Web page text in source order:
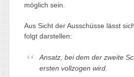
möglich sein.
Aus Sicht der Ausschüsse lässt
folgt darstellen:
Ansatz, bei dem der zweite
ersten vollzogen wird.